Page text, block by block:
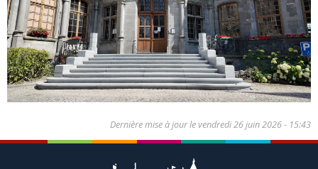
Dernière mise à jour levendredi 26 juin 2026 - 15:43